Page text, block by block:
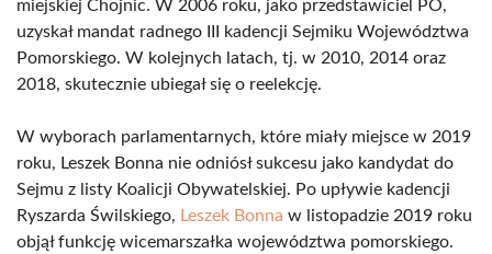
miejskiej Chojnic. W 2006 roku, jako przedstawiciel PO,
uzyskał mandat radnego III kadencji Sejmiku Województwa
Pomorskiego. W kolejnych latach, tj. w 2010, 2014 oraz
2018, skutecznie ubiegał się o reelekcję.
W wyborach parlamentarnych, które miały miejsce w 2019
roku, Leszek Bonna nie odniósł sukcesu jako kandydat do
Sejmu z listy Koalicji Obywatelskiej. Po upływie kadencji
Ryszarda Świlskiego, Leszek Bonna w listopadzie 2019 roku
objął funkcję wicemarszałka województwa pomorskiego.